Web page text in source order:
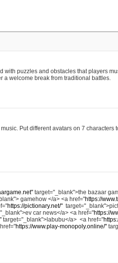
with puzzles and obstacles that players
a welcome break from traditional battles.
Put different avatars on 7 characters
target="_blank">the bazaar
gamehow </a> <a href="https://
https://pictionary.net/"
car news</a> <a href="https://
target="_blank">labubu</a> <a href="
https://www.play-monopoly.online/"